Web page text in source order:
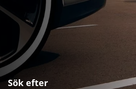
Sök efter